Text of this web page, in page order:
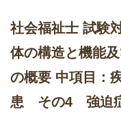
社会福祉士 試験
体の構造と機能
の概要 中項目：
患 その4 強迫